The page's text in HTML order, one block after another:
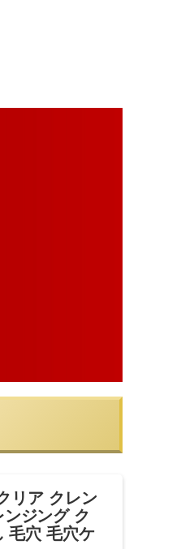
リア クレン
ジング ク
毛穴 毛穴ケ